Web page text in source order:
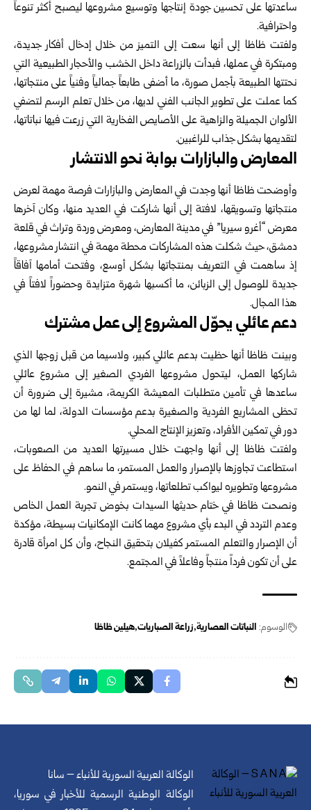
ساعدتها على تحسين جودة إنتاجها وتوسيع مشروعها ليصبح أكثر تنوعاً
واحترافية.
ولفتت ظاظا إلى أنها سعت إلى التميز من خلال إدخال أفكار جديدة،
ومبتكرة في عملها، فبدأت بالزراعة داخل الخشب والأحجار الطبيعية التي
نحتتها الطبيعة بأجمل صورة، ما أضفى طابعاً جمالياً وفنياً على منتجاتها،
كما عملت على تطوير الجانب الفني لديها، من خلال تعلم الرسم لتضفي
الألوان الجميلة والزاهية على الأصايص الفخارية التي زرعت فيها نباتاتها،
لتقديمها بشكل جذاب للراغبين.
المعارض والبازارات بوابة نحو الانتشار
وأوضحت ظاظا أنها وجدت في المعارض والبازارات فرصة مهمة لعرض
منتجاتها وتسويقها، لافتة إلى أنها شاركت في العديد منها، وكان آخرها
معرض “أغرو سيريا” في مدينة المعارض، ومعرض وردة وتراث في قلعة
دمشق، حيث شكلت هذه المشاركات محطة مهمة في انتشار مشروعها،
إذ ساهمت في التعريف بمنتجاتها بشكل أوسع، وفتحت أمامها آفاقاً
جديدة للوصول إلى الزبائن، ما أكسبها شهرة متزايدة وحضوراً لافتاً في
هذا المجال.
دعم عائلي يحوّل المشروع إلى عمل مشترك
وبينت ظاظا أنها حظيت بدعم عائلي كبير، ولاسيما من قبل زوجها الذي
شاركها العمل، ليتحول مشروعها الفردي الصغير إلى مشروع عائلي
ساعدها في تأمين متطلبات المعيشة الكريمة، مشيرة إلى ضرورة أن
تحظى المشاريع الفردية والصغيرة بدعم مؤسسات الدولة، لما لها من
دور في تمكين الأفراد، وتعزيز الإنتاج المحلي.
ولفتت ظاظا إلى أنها واجهت خلال مسيرتها العديد من الصعوبات،
استطاعت تجاوزها بالإصرار والعمل المستمر، ما ساهم في الحفاظ على
مشروعها وتطويره ليواكب تطلعاتها، ويستمر في النمو.
ونصحت ظاظا في ختام حديثها السيدات بخوض تجربة العمل الخاص
وعدم التردد في البدء بأي مشروع مهما كانت الإمكانيات بسيطة، مؤكدة
أن الإصرار والتعلم المستمر كفيلان بتحقيق النجاح، وأن كل امرأة قادرة
على أن تكون فرداً منتجاً وفاعلاً في المجتمع.
الوسوم: النباتات العصارية زراعة الصباريات هيلين ظاظا
الوكالة العربية السورية للأنباء – سانا
الوكالة الوطنية الرسمية للأخبار في سوريا،